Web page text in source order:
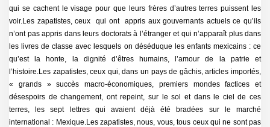
qui se cachent le visage pour que leurs frères d’autres terres puissent les
voir.Les zapatistes, ceux qui ont appris aux gouvernants actuels ce qu’ils
n’ont pas appris dans leurs doctorats à l’étranger et qui n’apparaît plus dans
les livres de classe avec lesquels on déséduque les enfants mexicains : ce
qu’est la honte, la dignité d’êtres humains, l’amour de la patrie et
l’histoire.Les zapatistes, ceux qui, dans un pays de gâchis, articles importés,
« grands » succès macro-économiques, premiers mondes factices et
désespoirs de changement, ont repeint, sur le sol et dans le ciel de ces
terres, les sept lettres qui avaient déjà été bradées sur le marché
international : Mexique.Les zapatistes, nous, vous, tous ceux qui ne sont pas